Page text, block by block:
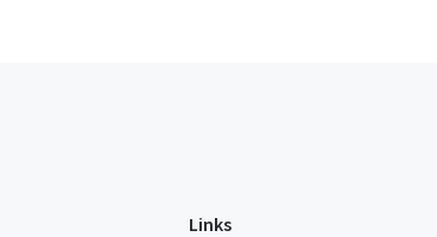
Links